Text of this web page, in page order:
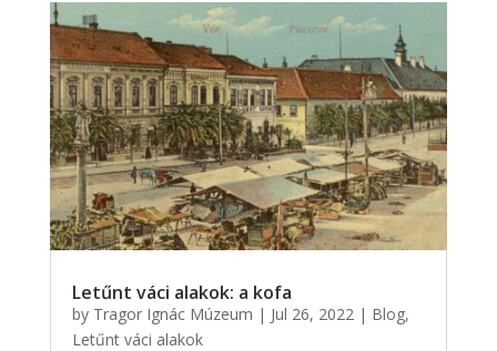
Letűnt váci alakok: a kofa
by Tragor Ignác Múzeum | Jul 26, 2022| Blog,
Letűnt váci alakok